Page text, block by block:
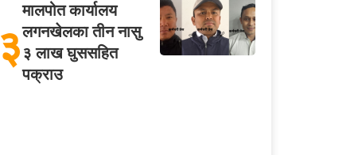
३
मालपोत कार्यालय
लगनखेलका तीन नासु
३ लाख घुससहित
पक्राउ